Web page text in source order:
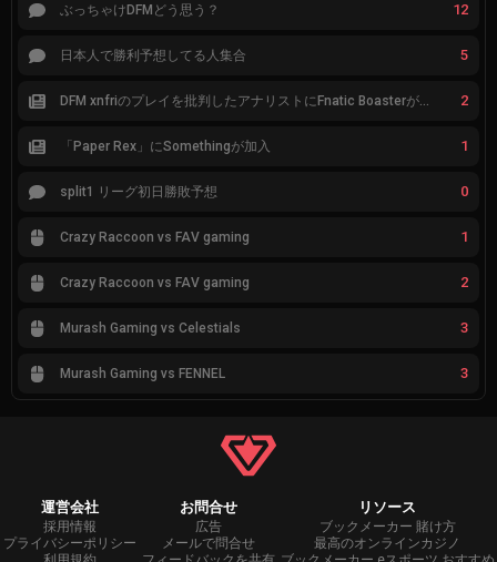
ぶっちゃけDFMどう思う？ 12
日本人で勝利予想してる人集合 5
DFM xnfriのプレイを批判したアナリストにFnatic Boasterが反応「DFMは仕組みの強化が必要なだけ」 2
「Paper Rex」にSomethingが加入 1
split1 リーグ初日勝敗予想 0
Crazy Raccoon vs FAV gaming 1
Crazy Raccoon vs FAV gaming 2
Murash Gaming vs Celestials 3
Murash Gaming vs FENNEL 3
運営会社
採用情報
プライバシーポリシー
お問合せ
広告
メールで問合せ
リソース
ブックメーカー 賭け方
最高のオンラインカジノ